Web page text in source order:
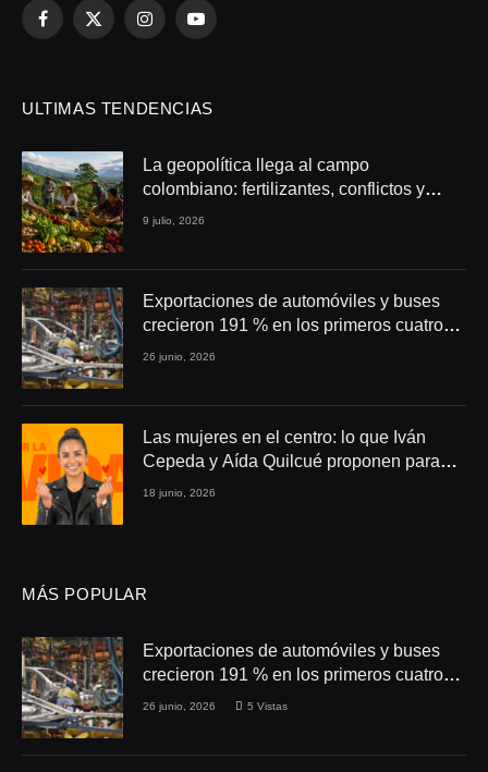
Facebook
X
InstagramYouTube
ULTIMAS TENDENCIAS
La geopolítica llega al campo
colombiano: fertilizantes, conflictos y
seguridad alimentaria
9 julio, 2026
Exportaciones de automóviles y buses
crecieron 191 % en los primeros cuatro
meses de 2026
26 junio, 2026
Las mujeres en el centro: lo que Iván
Cepeda y Aída Quilcué proponen para
Colombia
18 junio, 2026
MÁS POPULAR
Exportaciones de automóviles y buses
crecieron 191 % en los primeros cuatro
meses de 2026
26 junio, 2026 5 Vistas